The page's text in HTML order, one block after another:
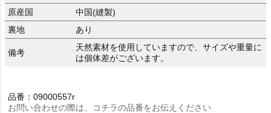
原産国
中国(縫製)
裏地
あり
備考
天然素材を使用していますので、サイズや重量に
は個体差がございます。
品番：09000557r
お問い合わせの際は、コチラの品番をお伝えください